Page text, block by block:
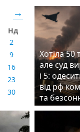
→
Нд
2
9
16
23
30
Хотіла 50
але суд
і 5:
від рф
та